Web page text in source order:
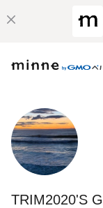
TRIM2020'S